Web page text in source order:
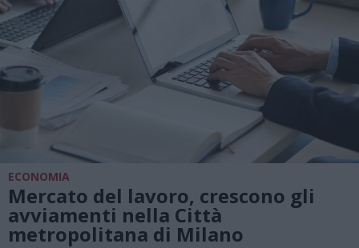
ECONOMIA
Mercato del lavoro, crescono gli
avviamenti nella Città
metropolitana di Milano